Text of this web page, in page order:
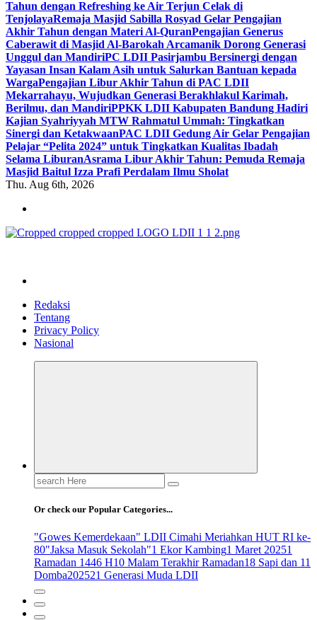
Tahun dengan Refreshing ke Air Terjun Celak di
TenjolayaRemaja Masjid Sabilla Rosyad Gelar Pengajian
Akhir Tahun dengan Materi Al-QuranPengajian Generus
Caberawit di Masjid Al-Barokah Arcamanik Dorong Generasi
Unggul dan MandiriPC LDII Pasirjambu Bersinergi dengan
Yayasan Insan Kalam Asih untuk Salurkan Bantuan kepada
WargaPengajian Libur Akhir Tahun di PAC LDII
Mekarrahayu, Wujudkan Generasi Berakhlakul Karimah,
Berilmu, dan MandiriPPKK LDII Kabupaten Bandung Hadiri
Kajian Syahriyyah MTW Rahmatul Ummah: Tingkatkan
Sinergi dan KetakwaanPAC LDII Gedung Air Gelar Pengajian
Pelajar “Pelita 2024” untuk Tingkatkan Kualitas Ibadah
Selama LiburanAsrama Libur Akhir Tahun: Pemuda Remaja
Masjid Baitul Izza Prafi Perdalam Ilmu Sholat
Thu. Aug 6th, 2026
Redaksi
Tentang
Privacy Policy
Nasional
Search
for:
Or check our Popular Categories...
"Gowes Kemerdekaan" LDII Cimahi Meriahkan HUT RI ke-
80"Jaksa Masuk Sekolah"1 Ekor Kambing1 Maret 20251
Ramadan 1446 H10 Malam Terakhir Ramadan18 Sapi dan 11
Domba202521 Generasi Muda LDII